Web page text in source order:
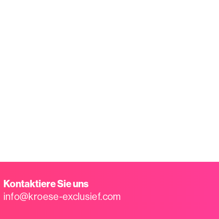
Kontaktiere Sie uns
info@kroese-exclusief.com